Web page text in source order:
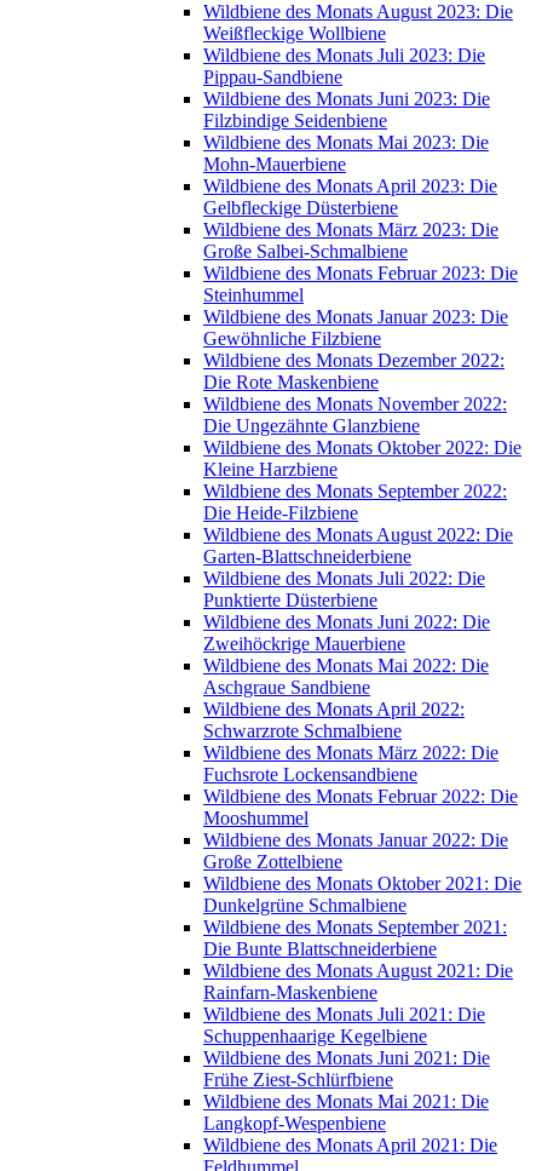
Wildbiene des Monats August 2023: Die
Weißfleckige Wollbiene
Wildbiene des Monats Juli 2023: Die
Pippau-Sandbiene
Wildbiene des Monats Juni 2023: Die
Filzbindige Seidenbiene
Wildbiene des Monats Mai 2023: Die
Mohn-Mauerbiene
Wildbiene des Monats April 2023: Die
Gelbfleckige Düsterbiene
Wildbiene des Monats März 2023: Die
Große Salbei-Schmalbiene
Wildbiene des Monats Februar 2023: Die
Steinhummel
Wildbiene des Monats Januar 2023: Die
Gewöhnliche Filzbiene
Wildbiene des Monats Dezember 2022:
Die Rote Maskenbiene
Wildbiene des Monats November 2022:
Die Ungezähnte Glanzbiene
Wildbiene des Monats Oktober 2022: Die
Kleine Harzbiene
Wildbiene des Monats September 2022:
Die Heide-Filzbiene
Wildbiene des Monats August 2022: Die
Garten-Blattschneiderbiene
Wildbiene des Monats Juli 2022: Die
Punktierte Düsterbiene
Wildbiene des Monats Juni 2022: Die
Zweihöckrige Mauerbiene
Wildbiene des Monats Mai 2022: Die
Aschgraue Sandbiene
Wildbiene des Monats April 2022:
Schwarzrote Schmalbiene
Wildbiene des Monats März 2022: Die
Fuchsrote Lockensandbiene
Wildbiene des Monats Februar 2022: Die
Mooshummel
Wildbiene des Monats Januar 2022: Die
Große Zottelbiene
Wildbiene des Monats Oktober 2021: Die
Dunkelgrüne Schmalbiene
Wildbiene des Monats September 2021:
Die Bunte Blattschneiderbiene
Wildbiene des Monats August 2021: Die
Rainfarn-Maskenbiene
Wildbiene des Monats Juli 2021: Die
Schuppenhaarige Kegelbiene
Wildbiene des Monats Juni 2021: Die
Frühe Ziest-Schlürfbiene
Wildbiene des Monats Mai 2021: Die
Langkopf-Wespenbiene
Wildbiene des Monats April 2021: Die
Feldhummel